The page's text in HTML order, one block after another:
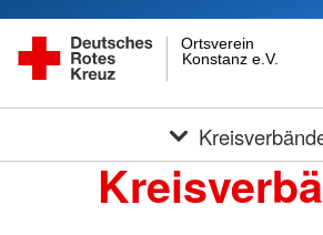
Konstanz e.V.
Ortsverein